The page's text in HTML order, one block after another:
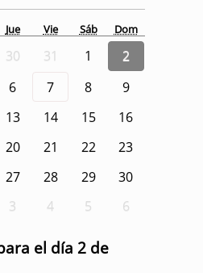
Jue Vie Sáb Dom
30 31 1
2
6 7 8
9
13 14 15
16
20 21 22
23
27 28 29
30
3 4 5 6
el día 2 de